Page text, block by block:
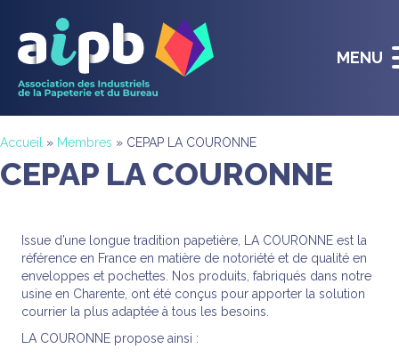
MENU
Accueil » Membres » CEPAP LA COURONNE
CEPAP LA COURONNE
Issue d’une longue tradition papetière, LA COURONNE est la
référence en France en matière de notoriété et de qualité en
enveloppes et pochettes. Nos produits, fabriqués dans notre
usine en Charente, ont été conçus pour apporter la solution
courrier la plus adaptée à tous les besoins.
LA COURONNE propose ainsi :